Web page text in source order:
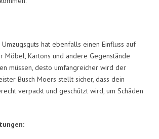
hat ebenfalls einen Einfluss auf
Möbel, Kartons und andere Gegenstände
müssen, desto umfangreicher wird der
Busch Moers stellt sicher, dass dein
verpackt und geschützt wird, um Schäden